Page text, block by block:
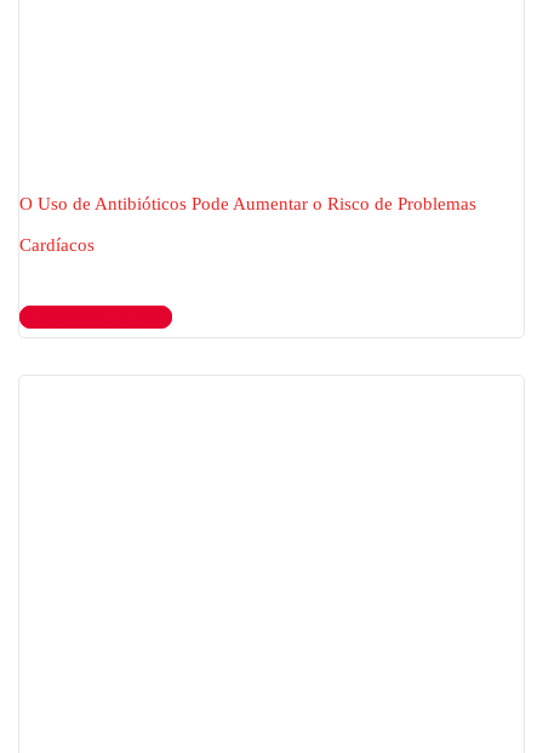
O Uso de Antibióticos Pode Aumentar o Risco de Problemas
Cardíacos
Ler artigo completo